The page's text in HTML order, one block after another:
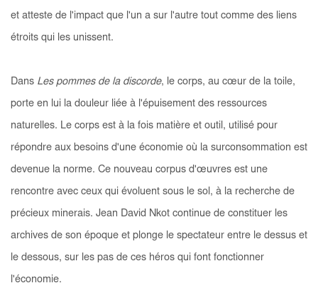
et atteste de l'impact que l'un a sur l'autre tout comme des liens
étroits qui les unissent.
Dans Les pommes de la discorde, le corps, au cœur de la toile,
porte en lui la douleur liée à l'épuisement des ressources
naturelles. Le corps est à la fois matière et outil, utilisé pour
répondre aux besoins d'une économie où la surconsommation est
devenue la norme. Ce nouveau corpus d'œuvres est une
rencontre avec ceux qui évoluent sous le sol, à la recherche de
précieux minerais. Jean David Nkot continue de constituer les
archives de son époque et plonge le spectateur entre le dessus et
le dessous, sur les pas de ces héros qui font fonctionner
l'économie.